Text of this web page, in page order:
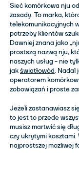
Sieć komórkowa nju
zasady. To marka,
telekomunikacyjnych
potrzeby klientów
Dawniej znana jako
prostszą nazwą nju,
naszych usług - nie
jakświatłowód. Nadal
operatorem
zobowiązań i proste
Jeżeli zastanawiasz
to jest to przede
musisz martwić się
czy ukrytymi
najprostszej możliwej